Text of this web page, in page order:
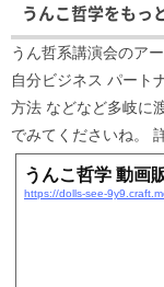
うんこ哲学をもっ
うん哲系講演会のア
自分ビジネス パート
方法 などなど多岐に
でみてくださいね。
うんこ哲学 動画販
https://dolls-see-